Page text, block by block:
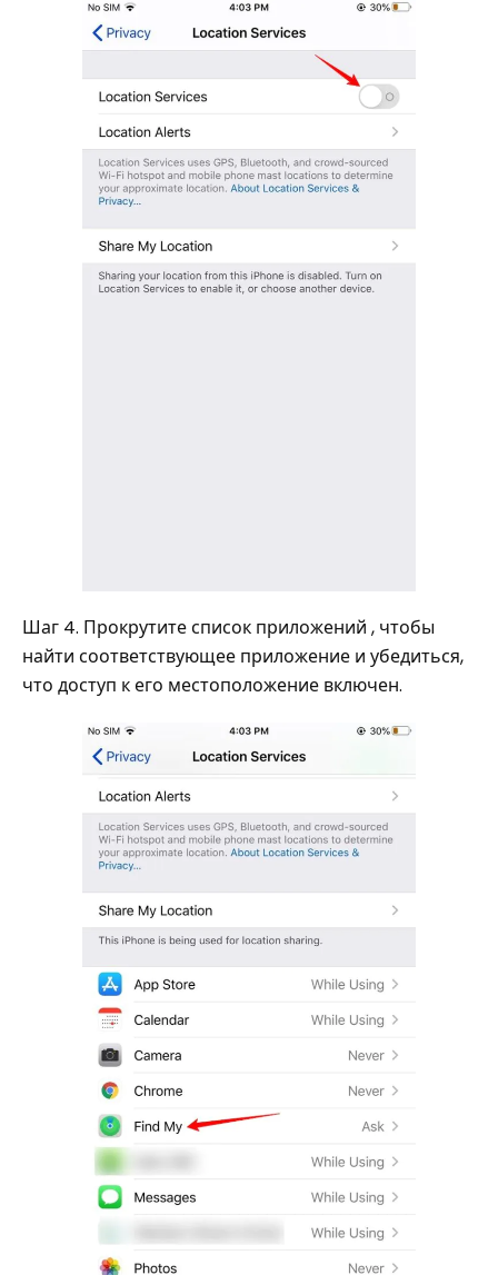
Шаг 4. Прокрутите список приложений , чтобы
найти соответствующее приложение и убедиться,
что доступ к его местоположение включен.